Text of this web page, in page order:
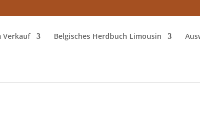
Verkauf Belgisches Herdbuch Limousin